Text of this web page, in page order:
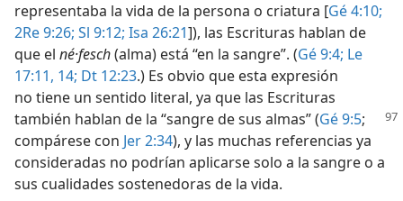
representaba la vida de la persona o criatura [Gé 4:10;
2Re 9:26; Sl 9:12; Isa 26:21]), las Escrituras hablan de
que el né·fesch(alma) está “en la sangre”. (Gé 9:4; Le
17:11, 14; Dt 12:23.) Es obvio que esta expresión
no tiene un sentido literal, ya que las Escrituras
también hablan de la “sangre de sus almas” (Gé 9:5;
compárese con Jer 2:34), y las muchas referencias ya
consideradas no podrían aplicarse solo a la sangre o a
sus cualidades sostenedoras de la vida.